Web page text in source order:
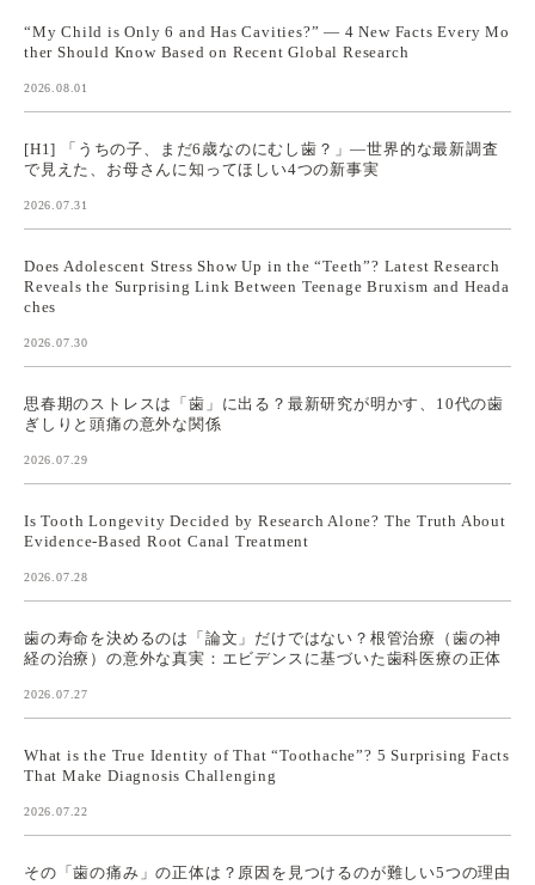
“My Child is Only 6 and Has Cavities?” — 4 New Facts Every Mo
ther Should Know Based on Recent Global Research
2026.08.01
[H1] 「うちの子、まだ6歳なのにむし歯？」—世界的な最新調査
で見えた、お母さんに知ってほしい4つの新事実
2026.07.31
Does Adolescent Stress Show Up in the “Teeth”? Latest Research
Reveals the Surprising Link Between Teenage Bruxism and Heada
ches
2026.07.30
思春期のストレスは「歯」に出る？最新研究が明かす、10代の歯
ぎしりと頭痛の意外な関係
2026.07.29
Is Tooth Longevity Decided by Research Alone? The Truth About
Evidence-Based Root Canal Treatment
2026.07.28
歯の寿命を決めるのは「論文」だけではない？根管治療（歯の神
経の治療）の意外な真実：エビデンスに基づいた歯科医療の正体
2026.07.27
What is the True Identity of That “Toothache”? 5 Surprising Facts
That Make Diagnosis Challenging
2026.07.22
その「歯の痛み」の正体は？原因を見つけるのが難しい5つの理由